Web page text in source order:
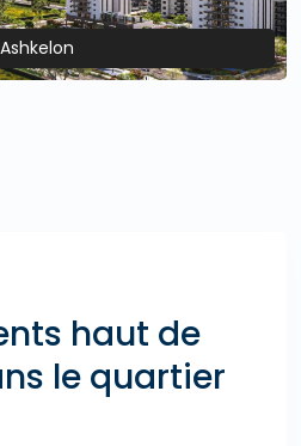
haut de
le quartier